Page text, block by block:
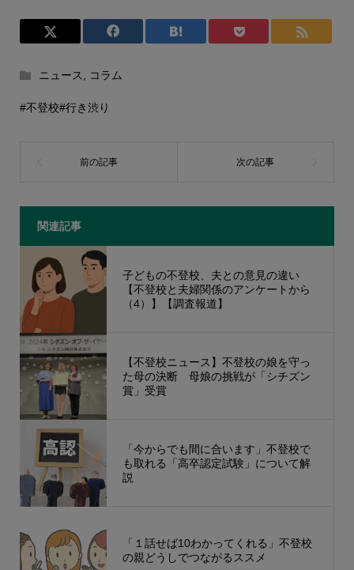
ニュース コラム
#不登校#行き渋り
関連記事
子どもの不登校、夫との意見の違い
【不登校と夫婦関係のアンケートから
（4）】【調査報道】
【不登校ニュース】不登校の娘を守っ
た母の決断 母娘の挑戦が「シチズン
賞」受賞
「今からでも間に合います」不登校で
も取れる「高卒認定試験」について解
説
「１話せば10わかってくれる」不登校
の親どうしでつながるススメ